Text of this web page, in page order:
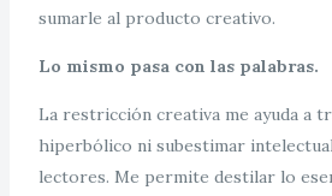
sumarle al producto creativo.
Lo mismo pasa con las palabras.
La restricción creativa me ayuda a
hiperbólico ni subestimar
lectores. Me permite destilar lo